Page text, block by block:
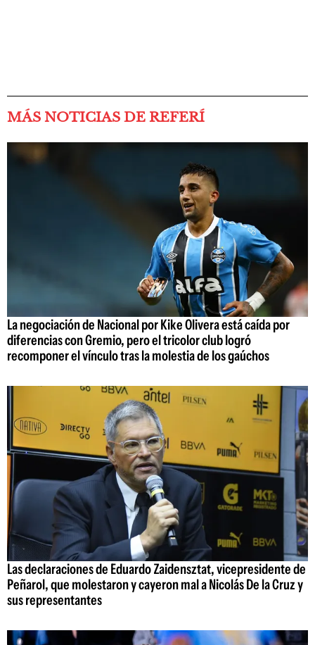
MÁS NOTICIAS DE REFERÍ
La negociación de Nacional por Kike Olivera está caída por
diferencias con Gremio, pero el tricolor club logró
recomponer el vínculo tras la molestia de los gaúchos
Las declaraciones de Eduardo Zaidensztat, vicepresidente de
Peñarol, que molestaron y cayeron mal a Nicolás De la Cruz y
sus representantes